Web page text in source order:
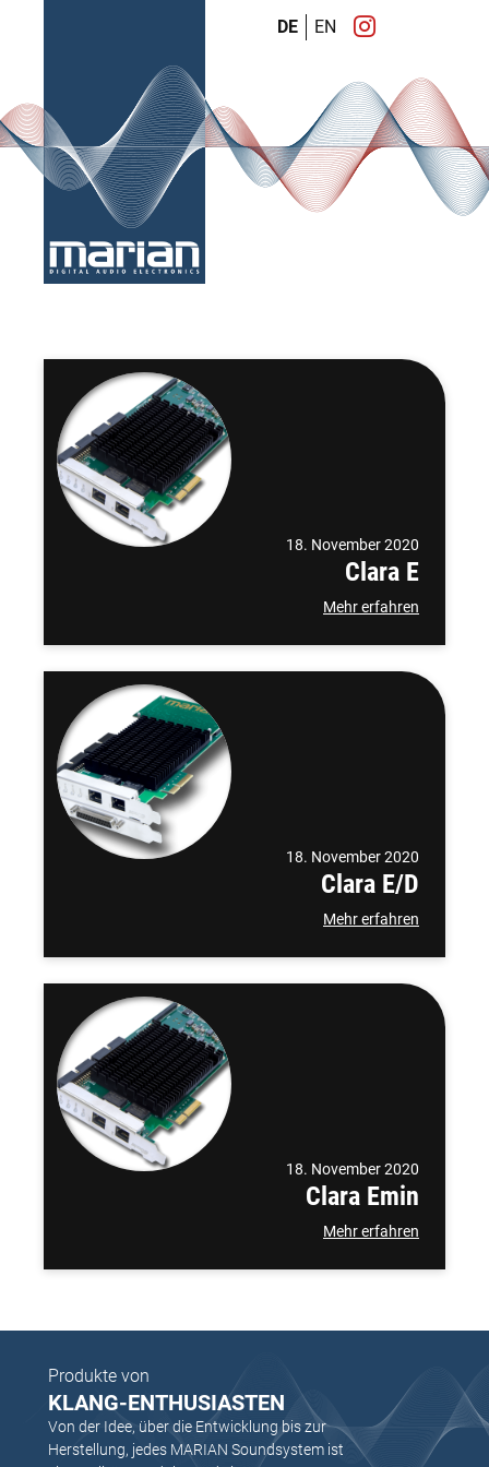
DE EN
18. November 2020
Clara E
Mehr erfahren
18. November 2020
Clara E/D
Mehr erfahren
18. November 2020
Clara Emin
Mehr erfahren
Produkte von
KLANG-ENTHUSIASTEN
Von der Idee, über die Entwicklung bis zur
Herstellung, jedes MARIAN Soundsystem ist